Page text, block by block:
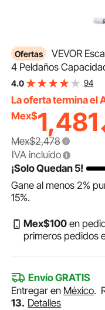
Ofertas
VEVOR
4 Peldaños
de Acero al Carbono
Pasamanos
121,9cm
4.0 94
La oferta termina el
Mex$1,481
Mex$2,478
IVA incluido
¡Solo Quedan 5!
Gane al menos 2%
15%.
Mex$100 en
primeros pedidos
Envío GRATIS
Entregar en México.
13. Detalles